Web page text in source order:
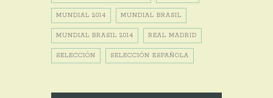
MUNDIAL 2014 MUNDIAL BRASIL
MUNDIAL BRASIL 2014 REAL MADRID
SELECCIÓN SELECCIÓN ESPAÑOLA